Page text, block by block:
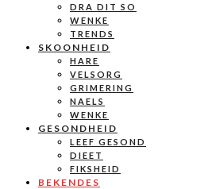
DRA DIT SO
WENKE
TRENDS
SKOONHEID
HARE
VELSORG
GRIMERING
NAELS
WENKE
GESONDHEID
LEEF GESOND
DIEET
FIKSHEID
BEKENDES